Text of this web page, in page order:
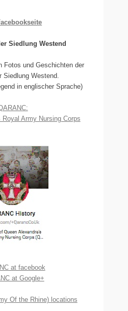
Siedlung Westend
Fotos und Geschichten der
Siedlung Westend.
in englischer Sprache)
Royal Army Nursing Corps
at facebook
at Google+
Of the Rhine) locations